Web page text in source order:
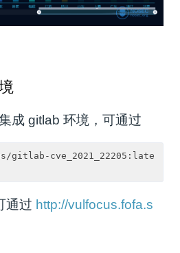
成 gitlab 环境，可通过
gitlab-cve_2021_22205:late
通过 http://vulfocus.fofa.s